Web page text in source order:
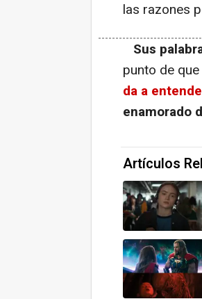
las razones
Sus
punto de
da a
enamorado
Artículos